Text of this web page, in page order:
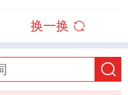
换一换